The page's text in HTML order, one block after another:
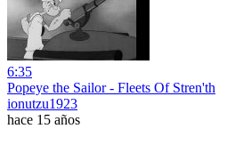
6:35
Popeye the Sailor - Fleets Of Stren'th
ionutzu1923
hace 15 años